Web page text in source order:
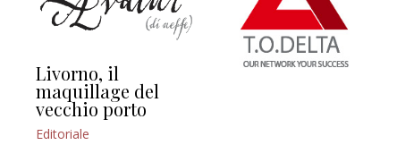
Livorno, il
maquillage del
vecchio porto
Editoriale
L’uscita di scena di